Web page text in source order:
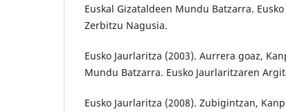
Euskal Gizataldeen Mundu Batzarra.
Zerbitzu Nagusia.
Eusko Jaurlaritza (2003). Aurrera goaz,
Mundu Batzarra. Eusko Jaurlaritzaren
Eusko Jaurlaritza (2008). Zubigintzan,